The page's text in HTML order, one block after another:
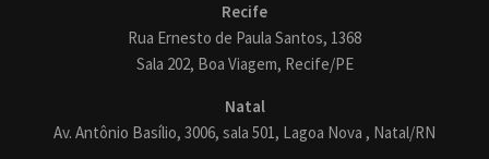
Recife
Rua Ernesto de Paula Santos, 1368
Sala 202, Boa Viagem, Recife/PE
Natal
Av. Antônio Basílio, 3006, sala 501, Lagoa Nova , Natal/RN